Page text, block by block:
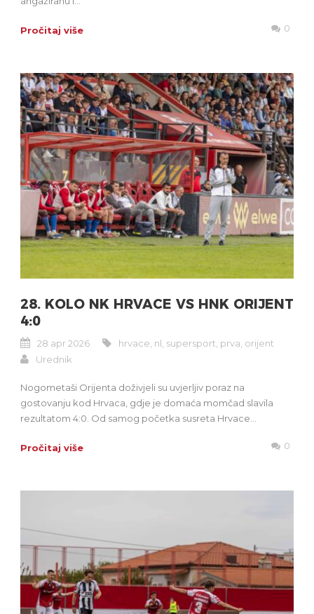
Pročitaj više 0
28. KOLO NK HRVACE VS HNK ORIJENT
4:0
28 apr 2026 hrvace nl supersport prva orijent
Urednik
Nogometaši Orijenta doživjeli su uvjerljiv poraz na
gostovanju kod Hrvaca, gdje je domaća momčad slavila
rezultatom 4:0. Od samog početka susreta Hrvace...
Pročitaj više 0